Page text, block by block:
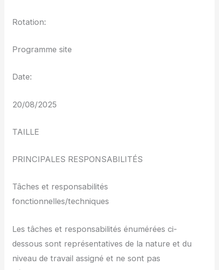
Rotation:
Programme site
Date:
20/08/2025
TAILLE
PRINCIPALES RESPONSABILITÉS
Tâches et responsabilités
fonctionnelles/techniques
Les tâches et responsabilités énumérées ci-
dessous sont représentatives de la nature et du
niveau de travail assigné et ne sont pas